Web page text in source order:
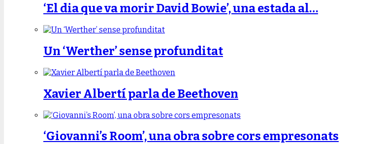
‘El dia que va morir David Bowie’, una estada al…
Un ‘Werther’ sense profunditat
Xavier Albertí parla de Beethoven
‘Giovanni’s Room’, una obra sobre cors empresonats